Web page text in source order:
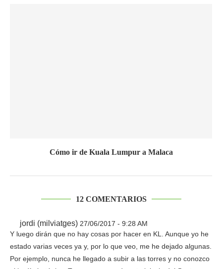
Cómo ir de Kuala Lumpur a Malaca
12 COMENTARIOS
jordi (milviatges) 27/06/2017 - 9:28 AM
Y luego dirán que no hay cosas por hacer en KL. Aunque yo he
estado varias veces ya y, por lo que veo, me he dejado algunas.
Por ejemplo, nunca he llegado a subir a las torres y no conozco